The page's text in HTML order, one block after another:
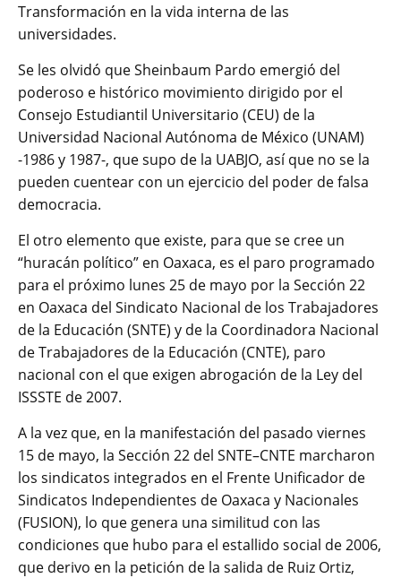
Transformación en la vida interna de las
universidades.
Se les olvidó que Sheinbaum Pardo emergió del
poderoso e histórico movimiento dirigido por el
Consejo Estudiantil Universitario (CEU) de la
Universidad Nacional Autónoma de México (UNAM)
-1986 y 1987-, que supo de la UABJO, así que no se la
pueden cuentear con un ejercicio del poder de falsa
democracia.
El otro elemento que existe, para que se cree un
“huracán político” en Oaxaca, es el paro programado
para el próximo lunes 25 de mayo por la Sección 22
en Oaxaca del Sindicato Nacional de los Trabajadores
de la Educación (SNTE) y de la Coordinadora Nacional
de Trabajadores de la Educación (CNTE), paro
nacional con el que exigen abrogación de la Ley del
ISSSTE de 2007.
A la vez que, en la manifestación del pasado viernes
15 de mayo, la Sección 22 del SNTE–CNTE marcharon
los sindicatos integrados en el Frente Unificador de
Sindicatos Independientes de Oaxaca y Nacionales
(FUSION), lo que genera una similitud con las
condiciones que hubo para el estallido social de 2006,
que derivo en la petición de la salida de Ruiz Ortiz,